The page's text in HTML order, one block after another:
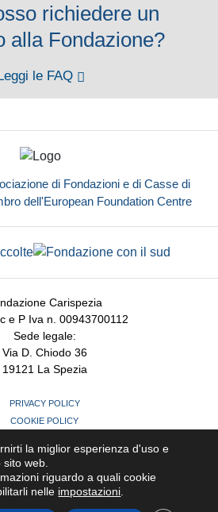
richiedere un
alla Fondazione?
le FAQ
di Fondazioni e di Casse di
dell'European Foundation Centre
Carispezia
e P Iva n. 00943700112
Sede legale:
Via D. Chiodo 36
19121 La Spezia
PRIVACY POLICY
COOKIE POLICY
CREDITS
la miglior esperienza d'uso e
web.
riguardo a quali cookie
nelle impostazioni